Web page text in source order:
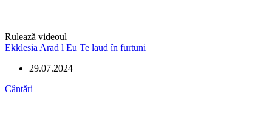
Rulează videoul
Ekklesia Arad l Eu Te laud în furtuni
29.07.2024
Cântări